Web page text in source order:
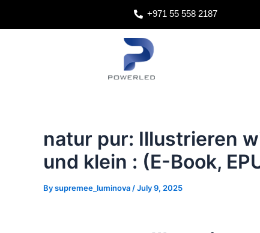
+971 55 558 2187
natur pur: Illustrieren
und klein : (E-Book,
Bysupremee_luminova /July 9, 2025